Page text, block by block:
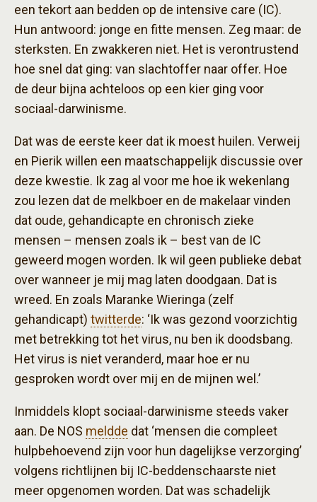
een tekort aan bedden op de intensive care (IC).
Hun antwoord: jonge en fitte mensen. Zeg maar: de
sterksten. En zwakkeren niet. Het is verontrustend
hoe snel dat ging: van slachtoffer naar offer. Hoe
de deur bijna achteloos op een kier ging voor
sociaal-darwinisme.
Dat was de eerste keer dat ik moest huilen. Verweij
en Pierik willen een maatschappelijk discussie over
deze kwestie. Ik zag al voor me hoe ik wekenlang
zou lezen dat de melkboer en de makelaar vinden
dat oude, gehandicapte en chronisch zieke
mensen – mensen zoals ik – best van de IC
geweerd mogen worden. Ik wil geen publieke debat
over wanneer je mij mag laten doodgaan. Dat is
wreed. En zoals Maranke Wieringa (zelf
gehandicapt) twitterde: ‘Ik was gezond voorzichtig
met betrekking tot het virus, nu ben ik doodsbang.
Het virus is niet veranderd, maar hoe er nu
gesproken wordt over mij en de mijnen wel.’
Inmiddels klopt sociaal-darwinisme steeds vaker
aan. De NOS meldde dat ‘mensen die compleet
hulpbehoevend zijn voor hun dagelijkse verzorging’
volgens richtlijnen bij IC-beddenschaarste niet
meer opgenomen worden. Dat was schadelijk